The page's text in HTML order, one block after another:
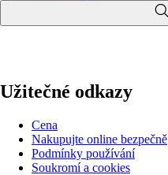
Užitečné odkazy
Cena
Nakupujte online bezpečně
Podmínky používání
Soukromí a cookies